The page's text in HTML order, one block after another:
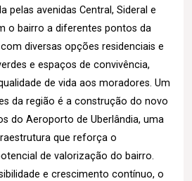
pelas avenidas Central, Sideral e
o bairro a diferentes pontos da
diversas opções residenciais e
e espaços de convivência,
de vida aos moradores. Um
da região é a construção do novo
do Aeroporto de Uberlândia, uma
que reforça o
de valorização do bairro.
e crescimento contínuo, o